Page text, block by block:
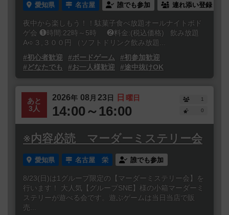
愛知県 名古屋 誰でも参加 連れ添い登録
夜中から楽しもう！！駄菓子食べ放題オールナイトボド
ゲ会 ❶時間:22時～5時 ❷料金:(税込価格) 飲み放題
A➪３,３００円 （ソフトドリンク飲み放題...
#初心者歓迎
#ボードゲーム
#初参加歓迎
#どなたでも
#お一人様歓迎 #途中抜けOK
あと
3人
2026年 08 月 23日 日 曜日
14:00～16:00
1
0
※内容必読 マーダーミステリー会
愛知県 名古屋 栄 誰でも参加
8/23(日)は1グループ限定の【マーダーミステリー会】を
行います！ 大人気【グループSNE】様の小箱マーダーミ
ステリーが遊べる会です。遊ぶゲームは当日当店で販
売...